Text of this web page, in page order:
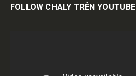
FOLLOW CHALY TRÊN YOUTUBE